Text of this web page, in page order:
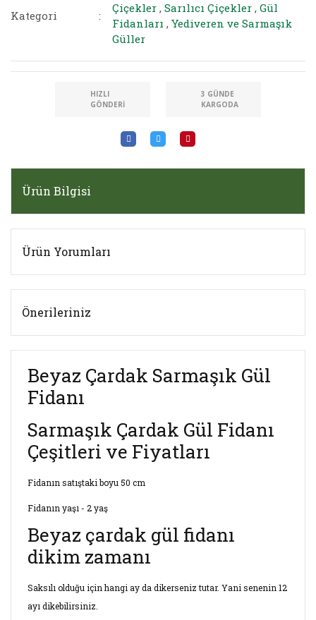
Kategori
Çiçekler ,Sarılıcı Çiçekler ,Gül
Fidanları ,Yediveren ve Sarmaşık
Güller
HIZLI
GÖNDERI
3 GÜNDE
KARGODA
Ürün Bilgisi
Ürün Yorumları
Önerileriniz
Beyaz Çardak Sarmaşık Gül
Fidanı
Sarmaşık Çardak Gül Fidanı
Çeşitleri ve Fiyatları
Fidanın satıştaki boyu 50 cm
Fidanın yaşı - 2 yaş
Beyaz çardak gül fidanı
dikim zamanı
Saksılı olduğu için hangi ay da dikerseniz tutar. Yani senenin 12
ayı dikebilirsiniz.